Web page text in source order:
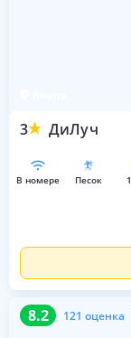
3 ДиЛуч
в номере песок
8.2 121 оценка
8.2 121 оценка